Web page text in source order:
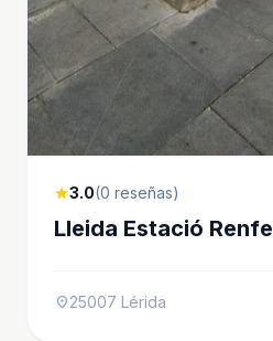
star3.0(0 reseñas)
Lleida Estació Renfe
location_on25007 Lérida